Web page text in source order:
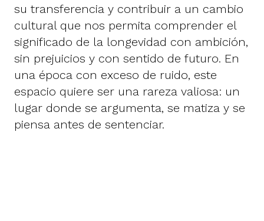
su transferencia y contribuir a un cambio
cultural que nos permita comprender el
significado de la longevidad con ambición,
sin prejuicios y con sentido de futuro. En
una época con exceso de ruido, este
espacio quiere ser una rareza valiosa: un
lugar donde se argumenta, se matiza y se
piensa antes de sentenciar.